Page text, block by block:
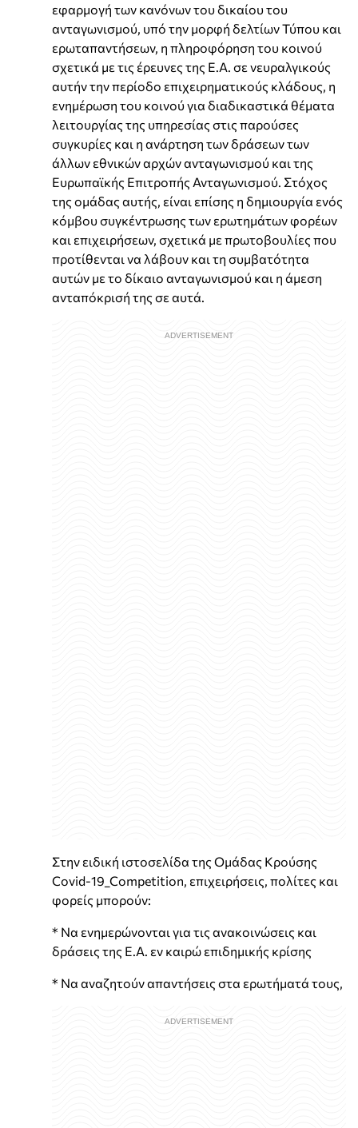
εφαρμογή των κανόνων του δικαίου του
ανταγωνισμού, υπό την μορφή δελτίων Τύπου και
ερωταπαντήσεων, η πληροφόρηση του κοινού
σχετικά με τις έρευνες της Ε.Α. σε νευραλγικούς
αυτήν την περίοδο επιχειρηματικούς κλάδους, η
ενημέρωση του κοινού για διαδικαστικά θέματα
λειτουργίας της υπηρεσίας στις παρούσες
συγκυρίες και η ανάρτηση των δράσεων των
άλλων εθνικών αρχών ανταγωνισμού και της
Ευρωπαϊκής Επιτροπής Ανταγωνισμού. Στόχος
της ομάδας αυτής, είναι επίσης η δημιουργία ενός
κόμβου συγκέντρωσης των ερωτημάτων φορέων
και επιχειρήσεων, σχετικά με πρωτοβουλίες που
προτίθενται να λάβουν και τη συμβατότητα
αυτών με το δίκαιο ανταγωνισμού και η άμεση
ανταπόκρισή της σε αυτά.
Στην ειδική ιστοσελίδα της Ομάδας Κρούσης
Covid-19_Competition, επιχειρήσεις, πολίτες και
φορείς μπορούν:
* Να ενημερώνονται για τις ανακοινώσεις και
δράσεις της Ε.Α. εν καιρώ επιδημικής κρίσης
* Να αναζητούν απαντήσεις στα ερωτήματά τους,